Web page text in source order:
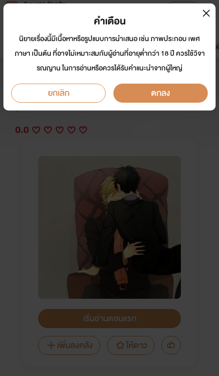
Tunwalai ธัญวลัย
หน้าแรก นิยาย อีบุ๊ก การ์ตูน
มาใหม่
ดรีมแชท ธัญลิสต์
บ่นนัก...แล้วรักกูมั้ย?
นักเขียน: iuvthey
Y
0.0
เริ่มอ่านตอนแรก
เพิ่มลงคลัง
ให้ดาว
คำเตือน
นิยายเรื่องนี้มีเนื้อหาหรือรูปแบบการนำเสนอ เช่น ภาพประกอบ เพศ
ภาษา เป็นต้น ที่อาจไม่เหมาะสมกับผู้อ่านที่อายุต่ำกว่า 18 ปี ควรใช้วิจา
รณญาน ในการอ่านหรือควรได้รับคำแนะนำจากผู้ใหญ่
ยกเลิก ตกลง